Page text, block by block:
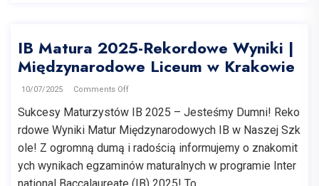
IB Matura 2025-Rekordowe Wyniki |
Międzynarodowe Liceum w Krakowie
10/07/2025 Comments Off
Sukcesy Maturzystów IB 2025 – Jesteśmy Dumni! Reko
rdowe Wyniki Matur Międzynarodowych IB w Naszej Szk
ole! Z ogromną dumą i radością informujemy o znakomit
ych wynikach egzaminów maturalnych w programie Inter